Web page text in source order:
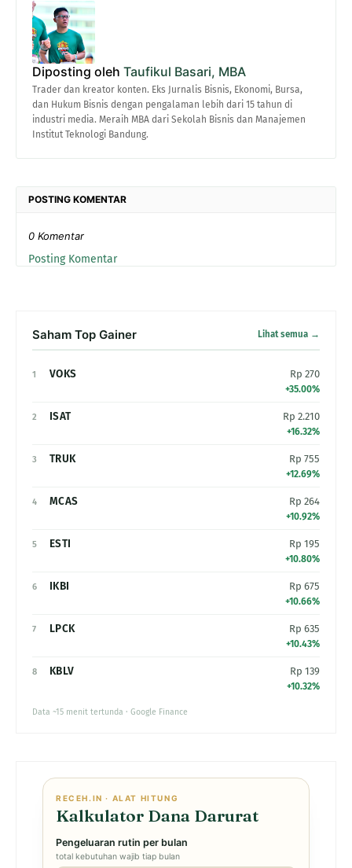
Diposting oleh Taufikul Basari, MBA
Trader dan kreator konten. Eks Jurnalis Bisnis, Ekonomi, Bursa,
dan Hukum Bisnis dengan pengalaman lebih dari 15 tahun di
industri media. Meraih MBA dari Sekolah Bisnis dan Manajemen
Institut Teknologi Bandung.
POSTING KOMENTAR
0 Komentar
Posting Komentar
Saham Top Gainer Lihat semua →
1 VOKS Rp 270
+35.00%
2 ISAT Rp 2.210
+16.32%
3 TRUK Rp 755
+12.69%
4 MCAS Rp 264
+10.92%
5 ESTI Rp 195
+10.80%
6 IKBI Rp 675
+10.66%
7 LPCK Rp 635
+10.43%
8 KBLV Rp 139
+10.32%
Data ~15 menit tertunda · Google Finance
RECEH.IN · ALAT HITUNG
Kalkulator Dana Darurat
Pengeluaran rutin per bulan
total kebutuhan wajib tiap bulan